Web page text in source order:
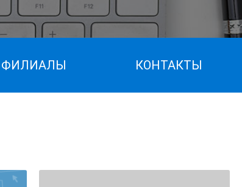
ФИЛИАЛЫ КОНТАКТЫ